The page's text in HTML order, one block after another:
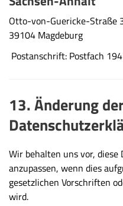
Otto-von-Guericke-Straße
39104 Magdeburg
Postanschrift: Postfach
13. Änderung
Wir behalten uns vor,
anzupassen, wenn dies
gesetzlichen Vorschriften
wird.